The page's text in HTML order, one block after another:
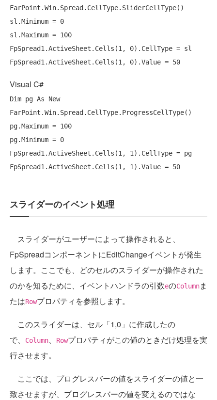
FarPoint.Win.Spread.CellType.SliderCellType()
sl.Minimum = 0
sl.Maximum = 100
FpSpread1.ActiveSheet.Cells(1, 0).CellType = sl
Visual C#
Dim pg As New
FarPoint.Win.Spread.CellType.ProgressCellType()
pg.Maximum = 100
pg.Minimum = 0
FpSpread1.ActiveSheet.Cells(1, 1).CellType = pg
スライダーのイベント処理
スライダーがユーザーによって操作されると、
FpSpreadコンポーネントにEditChangeイベントが発生
します。ここでも、どのセルのスライダーが操作された
のかを知るために、イベントハンドラの引数eのColumnま
たはRowプロパティを参照します。
このスライダーは、セル「1,0」に作成したの
で、
Column、 Rowプロパティがこの値のときだけ処理を実
行させます。
ここでは、プログレスバーの値をスライダーの値と一
致させますが、プログレスバーの値を変えるのではな